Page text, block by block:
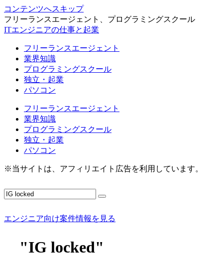
コンテンツへスキップ
フリーランスエージェント、プログラミングスクール
ITエンジニアの仕事と起業
フリーランスエージェント
業界知識
プログラミングスクール
独立・起業
パソコン
フリーランスエージェント
業界知識
プログラミングスクール
独立・起業
パソコン
※当サイトは、アフィリエイト広告を利用しています。
エンジニア向け案件情報を見る
"IG locked"